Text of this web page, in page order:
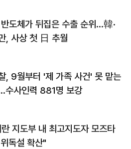
도체가 뒤집은 수출 순위…韓·
, 사상 첫 日 추월
, 9월부터 '제 가족 사건' 못 맡는
수사인력 881명 보강
지도부 내 최고지도자 모즈타
독설 확산"